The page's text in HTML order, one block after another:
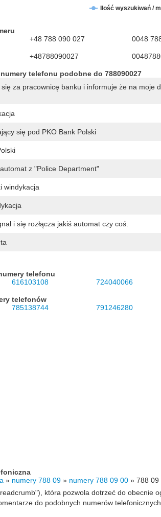
Ilość wyszukiwań /
+48 788 090 027 0048
+48788090027
telefonu podobne do 788090027
za pracownicę banku i informuje że na moje
się pod PKO Bank Polski
z "Police Department"
windykacja
i się rozłącza jakiś automat czy coś.
telefonu
616103108 724040066
telefonów
785138744 791246280
» numery 788 09 » numery 788 09 00 » 788 09
która pozwola dotrzeć do obecnie
do podobnych numerów